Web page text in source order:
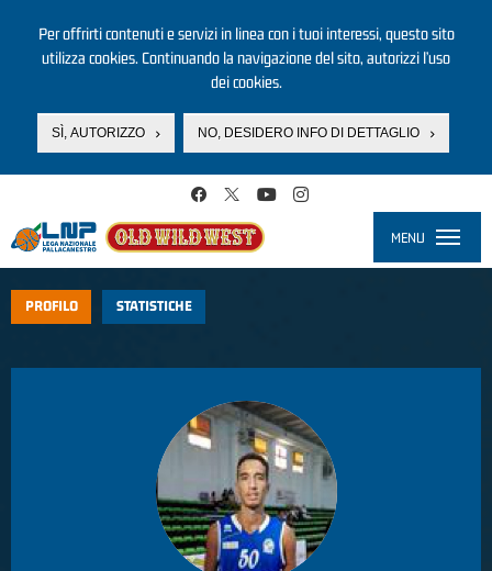
Per offrirti contenuti e servizi in linea con i tuoi interessi, questo sito
utilizza cookies. Continuando la navigazione del sito, autorizzi l’uso
dei cookies.
SÌ, AUTORIZZO NO, DESIDERO INFO DI DETTAGLIO
MENU
PROFILO STATISTICHE